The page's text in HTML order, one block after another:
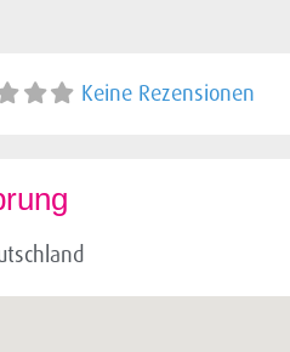
Keine Rezensionen